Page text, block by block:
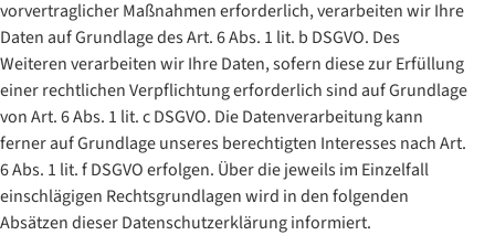
vorvertraglicher Maßnahmen erforderlich, verarbeiten wir Ihre
Daten auf Grundlage des Art. 6 Abs. 1 lit. b DSGVO. Des
Weiteren verarbeiten wir Ihre Daten, sofern diese zur Erfüllung
einer rechtlichen Verpflichtung erforderlich sind auf Grundlage
von Art. 6 Abs. 1 lit. c DSGVO. Die Datenverarbeitung kann
ferner auf Grundlage unseres berechtigten Interesses nach Art.
6 Abs. 1 lit. f DSGVO erfolgen. Über die jeweils im Einzelfall
einschlägigen Rechtsgrundlagen wird in den folgenden
Absätzen dieser Datenschutzerklärung informiert.